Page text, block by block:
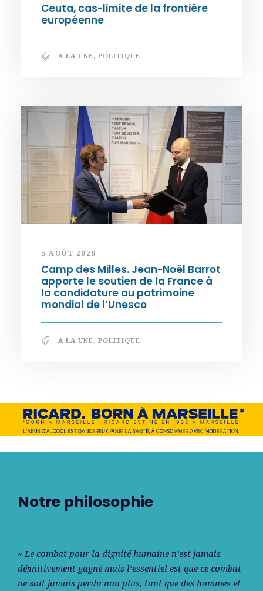
Ceuta, cas-limite de la frontière
européenne
A LA UNE, POLITIQUE
5 AOÛT 2026
Camp des Milles. Jean-Noël Barrot
apporte le soutien de la France à
la candidature au patrimoine
mondial de l’Unesco
A LA UNE, POLITIQUE
Notre philosophie
« Le combat pour la dignité humaine n’est jamais
déﬁnitivement gagné mais l’essentiel est que ce combat
ne soit jamais perdu non plus, tant que des hommes et